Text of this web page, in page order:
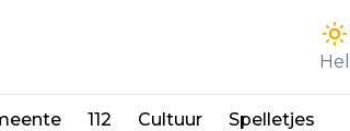
112 Cultuur Spelletjes